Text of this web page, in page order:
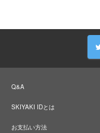
Q&A
SKIYAKI IDとは
お支払い方法